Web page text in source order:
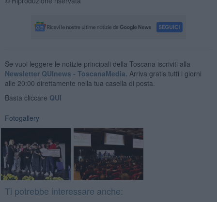
Se vuoi leggere le notizie principali della Toscana iscriviti alla
Newsletter QUInews - ToscanaMedia. Arriva gratis tutti i giorni
alle 20:00 direttamente nella tua casella di posta.
Basta cliccare QUI
Fotogallery
Ti potrebbe interessare anche: